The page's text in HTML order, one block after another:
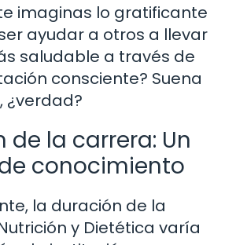
imaginas lo gratificante
ayudar a otros a llevar
saludable a través de
consciente? Suena
¿verdad?
de la carrera: Un
conocimiento
la duración de la
y Dietética varía